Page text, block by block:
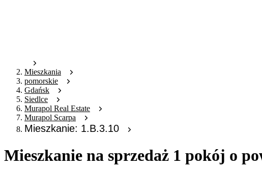
Mieszkania
pomorskie
Gdańsk
Siedlce
Murapol Real Estate
Murapol Scarpa
Mieszkanie: 1.B.3.10
Mieszkanie na sprzedaż 1 pokój o